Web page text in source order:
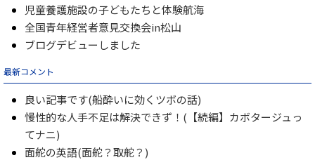
児童養護施設の子どもたちと体験航海
全国青年経営者意見交換会in松山
ブログデビューしました
最新コメント
良い記事です(船酔いに効くツボの話)
慢性的な人手不足は解決できず！(【続編】カボタージュっ
てナニ)
面舵の英語(面舵？取舵？)